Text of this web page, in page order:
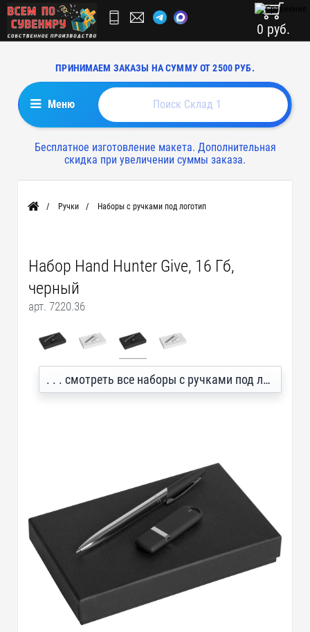
ПРИНИМАЕМ ЗАКАЗЫ НА СУММУ ОТ 2500 РУБ.
0 руб.
Меню
Бесплатное изготовление макета. Дополнительная
скидка при увеличении суммы заказа.
Главная Ручки Наборы с ручками под логотип
Набор Hand Hunter Give, 16 Гб,
черный
арт. 7220.36
. . . смотреть все наборы с ручками под логотип